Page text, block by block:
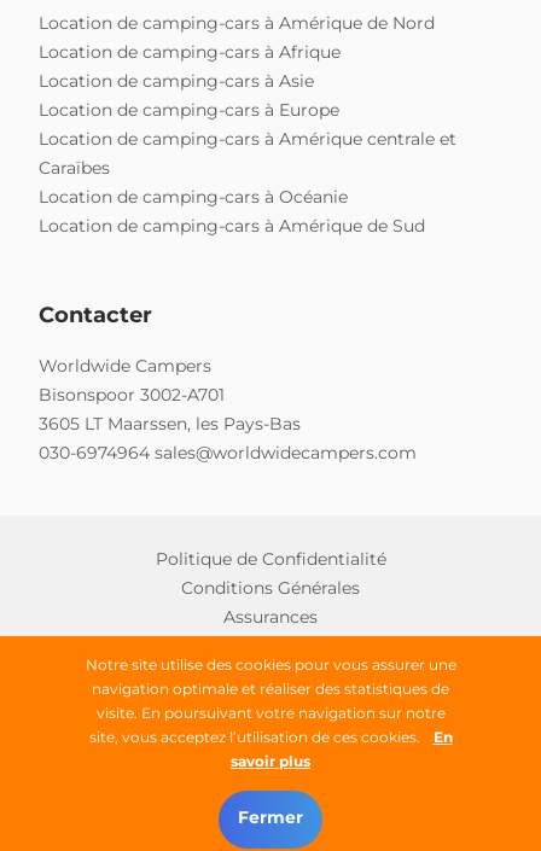
Notre site utilise des cookies pour vous assurer une
navigation optimale et réaliser des statistiques de
visite. En poursuivant votre navigation sur notre
site, vous acceptez l’utilisation de ces cookies.
En
savoir plus
Fermer
Location de camping-cars à Amérique de Nord
Location de camping-cars à Afrique
Location de camping-cars à Asie
Location de camping-cars à Europe
Location de camping-cars à Amérique centrale et
Caraïbes
Location de camping-cars à Océanie
Location de camping-cars à Amérique de Sud
Contacter
Worldwide Campers
Bisonspoor 3002-A701
3605 LT Maarssen, les Pays-Bas
030-6974964 sales@worldwidecampers.com
Politique de Confidentialité
Conditions Générales
Assurances
Copyright © 2026 Worldwide Campers
Tous droits réservés
Trouver un camping-car